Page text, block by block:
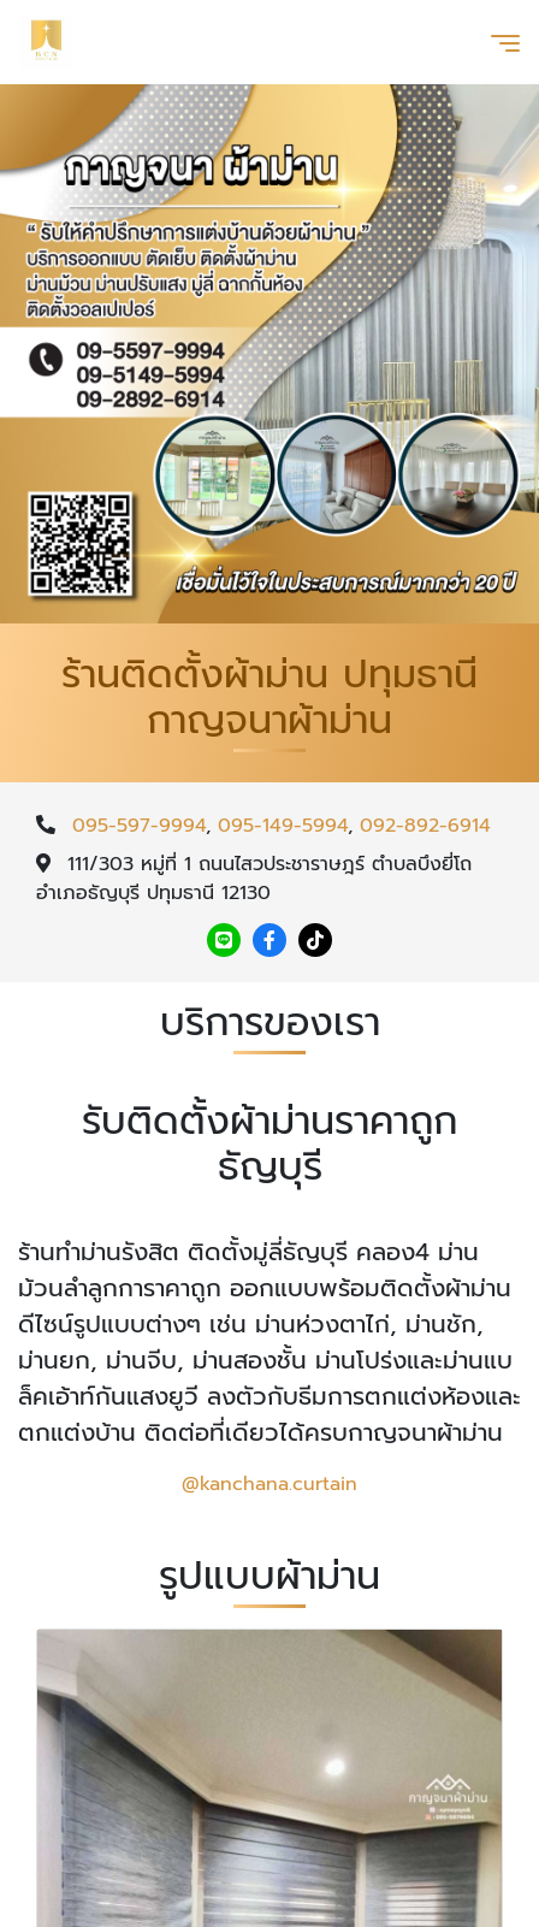
ร้านติดตั้งผ้าม่าน ปทุมธานี
กาญจนาผ้าม่าน
095-597-9994, 095-149-5994, 092-892-6914
111/303 หมู่ที่ 1 ถนนไสวประชาราษฎร์ ตำบลบึงยี่โถ
อำเภอธัญบุรี ปทุมธานี 12130
บริการของเรา
รับติดตั้งผ้าม่านราคาถูก
ธัญบุรี
ร้านทำม่านรังสิต ติดตั้งมู่ลี่ธัญบุรี คลอง4 ม่าน
ม้วนลำลูกการาคาถูก ออกแบบพร้อมติดตั้งผ้าม่าน
ดีไซน์รูปแบบต่างๆ เช่น ม่านห่วงตาไก่, ม่านชัก,
ม่านยก, ม่านจีบ, ม่านสองชั้น ม่านโปร่งและม่านแบ
ล็คเอ้าท์กันแสงยูวี ลงตัวกับธีมการตกแต่งห้องและ
ตกแต่งบ้าน ติดต่อที่เดียวได้ครบกาญจนาผ้าม่าน
@kanchana.curtain
รูปแบบผ้าม่าน